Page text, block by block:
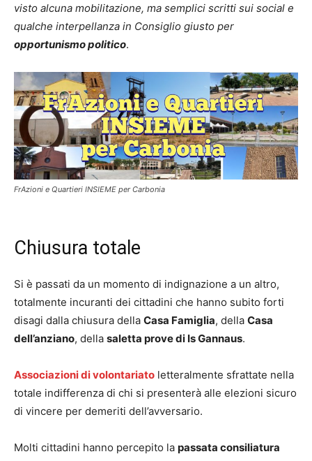
visto alcuna mobilitazione, ma semplici scritti sui social e
qualche interpellanza in Consiglio giusto per
opportunismo politico.
FrAzioni e Quartieri INSIEME per Carbonia
Chiusura totale
Si è passati da un momento di indignazione a un altro,
totalmente incuranti dei cittadini che hanno subito forti
disagi dalla chiusura della Casa Famiglia, della Casa
dell’anziano, della saletta prove di Is Gannaus.
Associazioni di volontariato letteralmente sfrattate nella
totale indifferenza di chi si presenterà alle elezioni sicuro
di vincere per demeriti dell’avversario.
Molti cittadini hanno percepito la passata consiliatura